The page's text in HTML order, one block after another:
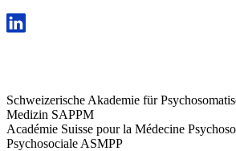
Schweizerische Akademie für
Medizin SAPPM
Académie Suisse pour la Médecine
Psychosociale ASMPP